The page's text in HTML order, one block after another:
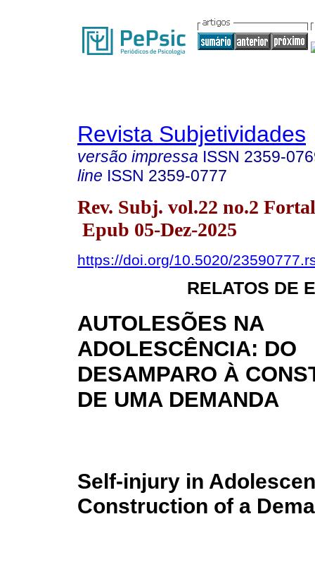
Revista Subjetividades
versão impressa ISSN 2359-
line ISSN 2359-0777
Rev. Subj. vol.22 no.2
Epub 05-Dez-2025
https://doi.org/10.5020/
RELATOS DE
AUTOLESÕES NA
ADOLESCÊNCIA: DO
DESAMPARO À
DE UMA DEMANDA
Self-injury in
Construction of a